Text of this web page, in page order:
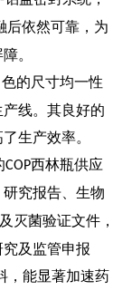
后依然可靠，为
。
的尺寸均一性
线。其良好的
生产效率。
COP西林瓶供应
研究报告、生物
灭菌验证文件，
及监管申报
，能显著加速药